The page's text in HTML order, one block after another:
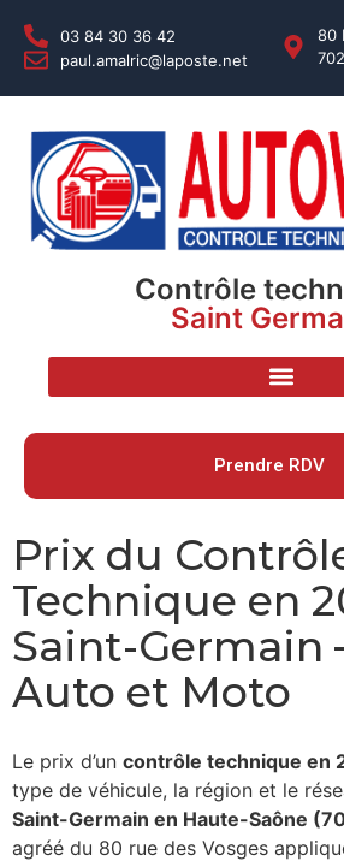
03 84 30 36 42
paul.amalric@laposte.net
80
Contrôle
Saint
Prendre RDV
Prix du
Technique en
Saint-Germain
Auto et Moto
Le prix d’un contrôle technique en
type de véhicule, la région et le
Saint-Germain en Haute-Saône
agréé du 80 rue des Vosges